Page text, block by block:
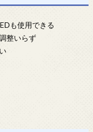
も使用できる
整いらず